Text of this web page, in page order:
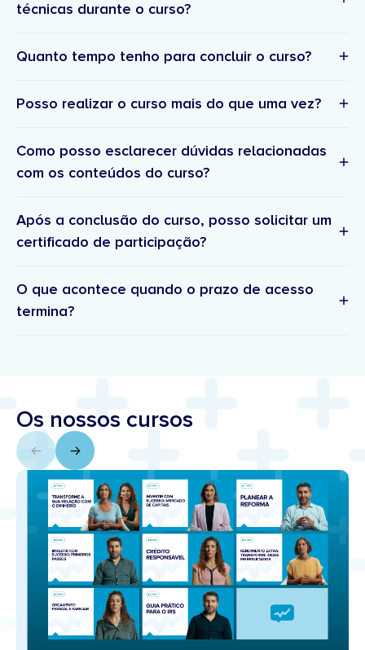
Confirmação da inscrição e resumo da compra –
Um email com os detalhes e confirmação da sua
email.
definir a sua palavra passe para entrar na
plataforma onde pode aceder ao(s) curso(s)
comprado(s).
sobre o curso e próximos passos.
técnicas durante o curso?
suporte técnico
suporte.academia@doutorfinancas.pt
Quanto tempo tenho para concluir o curso?
Posso realizar o curso mais do que uma vez?
Como posso esclarecer dúvidas relacionadas
com os conteúdos do curso?
comunidade
Após a conclusão do curso, posso solicitar um
certificado de participação?
O que acontece quando o prazo de acesso
termina?
Os nossos cursos